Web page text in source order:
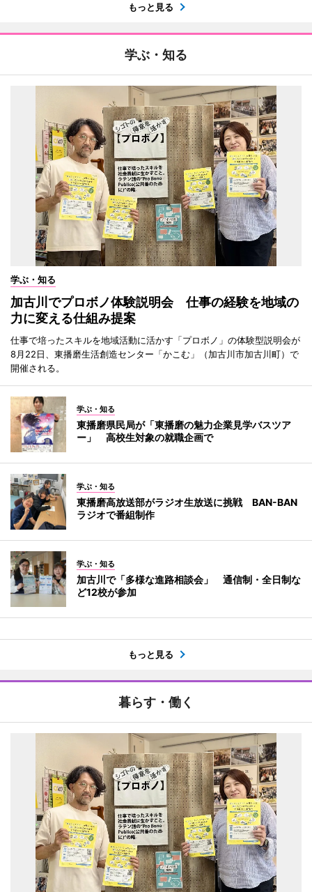
もっと見る
学ぶ・知る
学ぶ・知る
加古川でプロボノ体験説明会 仕事の経験を地域の
力に変える仕組み提案
仕事で培ったスキルを地域活動に活かす「プロボノ」の体験型説明会が
8月22日、東播磨生活創造センター「かこむ」（加古川市加古川町）で
開催される。
学ぶ・知る
東播磨県民局が「東播磨の魅力企業見学バスツア
ー」 高校生対象の就職企画で
学ぶ・知る
東播磨高放送部がラジオ生放送に挑戦 BAN-BAN
ラジオで番組制作
学ぶ・知る
加古川で「多様な進路相談会」 通信制・全日制な
ど12校が参加
もっと見る
暮らす・働く